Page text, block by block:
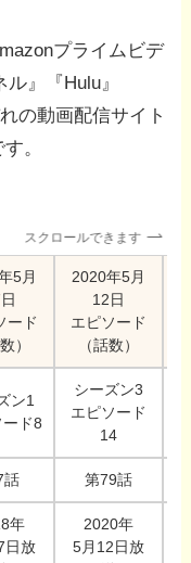
プライムビデ
』『Hulu』
の動画配信サイト
。
スクロールできます
5月
ード
）
2020年5月
12日
エピソード
（話数）
ン1
ード8
シーズン3
エピソード
14
話 第79話
年
日放
2020年
5月12日放